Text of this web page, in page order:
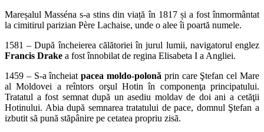
Mareșalul Masséna s-a stins din viață în 1817 și a fost înmormântat
la cimitirul parizian Père Lachaise, unde o alee îi poartă numele.
1581 – După încheierea călătoriei în jurul lumii, navigatorul englez
Francis Drake a fost înnobilat de regina Elisabeta I a Angliei.
1459 – S-a încheiatpacea moldo-polonă prin care Ştefan cel Mare
al Moldovei a reîntors orşul Hotin în componenţa principatului.
Tratatul a fost semnat după un asediu moldav de doi ani a cetăţii
Hotinului. Abia după semnarea tratatului de pace, domnul Ştefan a
izbutit să pună stăpânire pe cetatea propriu zisă.